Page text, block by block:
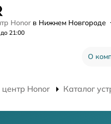
Honor в Нижнем Новгороде
21:00
О
Honor Каталог